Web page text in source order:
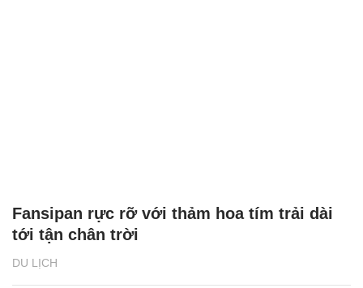
DU LỊCH
Fansipan rực rỡ với thảm hoa tím trải dài
tới tận chân trời